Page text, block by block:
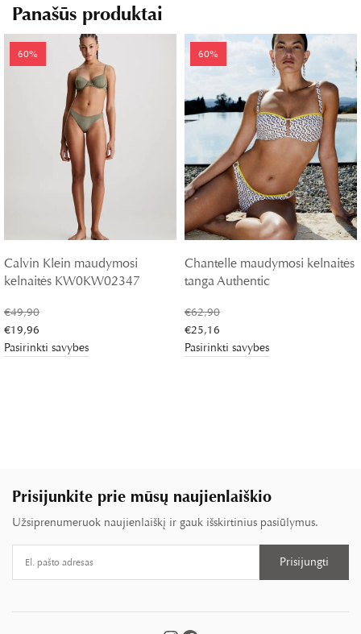
Panašūs produktai
60%
Calvin Klein maudymosi
kelnaitės KW0KW02347
€49,90
€19,96
Pasirinkti savybes
60%
Chantelle maudymosi kelnaitės
tanga Authentic
€62,90
€25,16
Pasirinkti savybes
Prisijunkite prie mūsų naujienlaiškio
Užsiprenumeruok naujienlaiškį ir gauk išskirtinius pasiūlymus.